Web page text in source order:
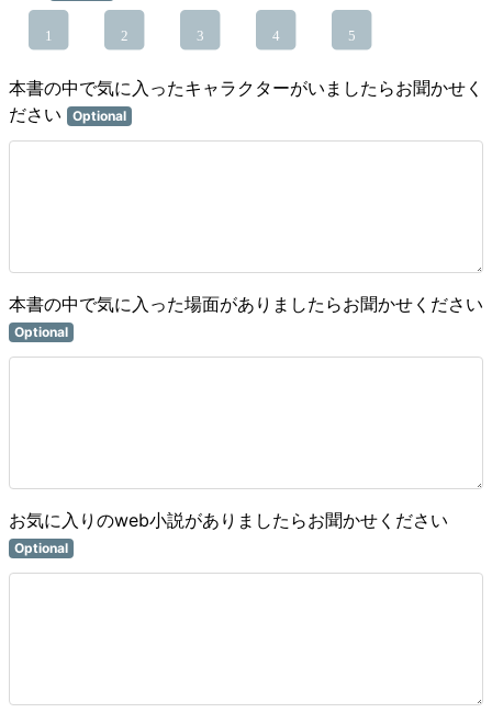
1 2 3 4 5
本書の中で気に入ったキャラクターがいましたらお聞かせく
ださい
Optional
本書の中で気に入った場面がありましたらお聞かせください
Optional
お気に入りのweb小説がありましたらお聞かせください
Optional